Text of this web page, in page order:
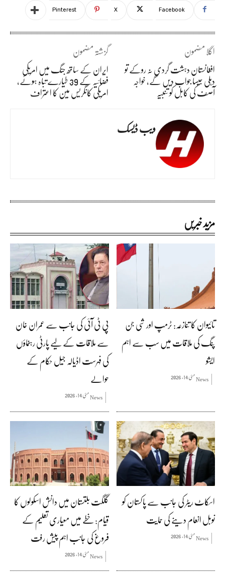
Facebook
X
Pinterest
گزشتہ مضمون
ایران کے ساتھ جنگ میں امریکی
فضائیہ کے 39 طیارے تباہ ہوئے،
امریکی کانگریس مین کا اعتراف
اگلا مضمون
افغانستان دہشت گردی نہ روکے تو
دہلی جیسا جواب دیں گے، خواجہ
آصف کی کابل کو تنبیہ
ویب ڈیسک
مزید خبریں
تائیوان کا تنازعہ: ٹرمپ اور شی جن
پنگ کی ملاقات میں سب سے اہم
ایشو
Newsمئی 14, 2026
پی ٹی آئی کی جانب سے عمران خان
سے ملاقات کے لیے پارٹی رہنماؤں
کی فہرست اڈیالہ جیل حکام کے
حوالے
Newsمئی 14, 2026
اسکاٹ ریٹر کی جانب سے پاکستان کو
نوبل انعام دینے کی حمایت
Newsمئی 14, 2026
گلگت بلتستان میں دانش اسکولوں کا
قیام: خطے میں معیاری تعلیم کے
فروغ کی جانب اہم پیش رفت
Newsمئی 14, 2026